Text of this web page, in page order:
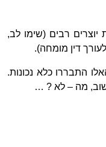
יוצרים רבים (שימו לב,
דין מומחה).
התבררו כלא נכונות.
מה – לא ? …